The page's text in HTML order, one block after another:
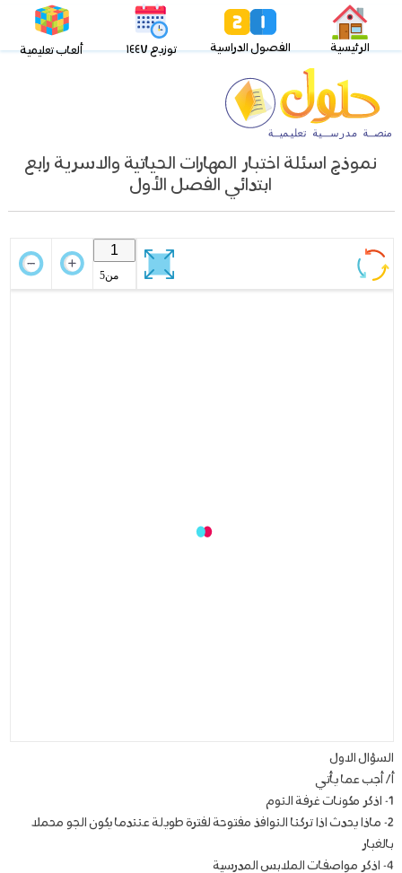
الرئيسية الفصول الدراسية توزيع ١٤٤٧ ألعاب تعليمية
نموذج اسئلة اختبار المهارات الحياتية والاسرية رابع
ابتدائي الفصل الأول
السؤال الاول
أ/ أجب عما يأتي
1- اذكر مكونات غرفة النوم
2- ماذا يحدث اذا تركنا النوافذ مفتوحة لفترة طويلة عنندما يكون الجو محملا
بالغبار
4- اذكر مواصفات الملابس المدرسية